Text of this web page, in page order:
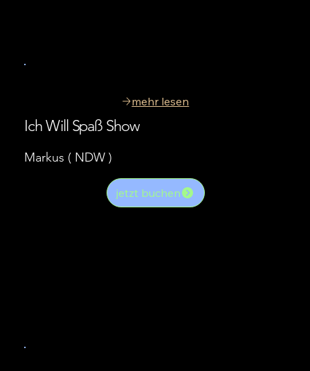
mehr lesen
Ich Will Spaß Show
Markus ( NDW )
jetzt buchen